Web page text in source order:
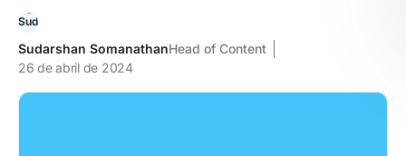
Sudarshan SomanathanHead of Content
26 de abril de 2024